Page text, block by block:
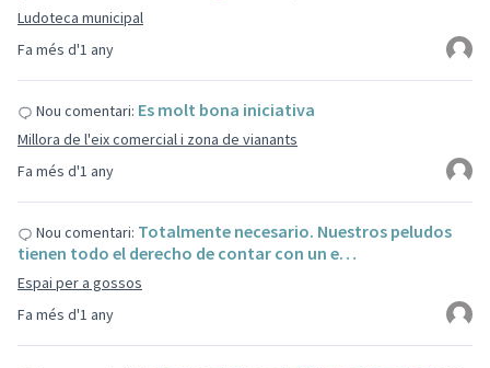
Fa més d'1 any
Ludoteca municipal
Fa més d'1 any
Nou comentari: Es molt bona iniciativa
Millora de l'eix comercial i zona de vianants
Fa més d'1 any
Nou comentari: Totalmente necesario. Nuestros peludos
tienen todo el derecho de contar con un e…
Espai per a gossos